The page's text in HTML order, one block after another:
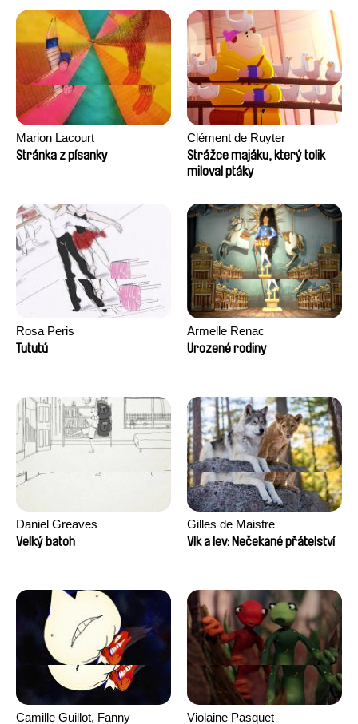
Marion Lacourt
Stránka z písanky
Clément de Ruyter
Strážce majáku, který tolik
miloval ptáky
Rosa Peris
Tututú
Armelle Renac
Urozené rodiny
Daniel Greaves
Velký batoh
Gilles de Maistre
Vlk a lev: Nečekané přátelství
Camille Guillot, Fanny
Violaine Pasquet